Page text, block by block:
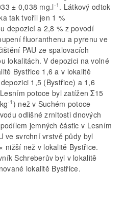
± 0,038 mg.l-1 . Látkový odtok
tak tvořil jen 1 %
depozicí a 2,8 % z povodí
fluoranthenu a pyrenu ve
PAU ze spalovacích
lokalitách. V depozici na volné
Bystřice 1,6 a v lokalitě
1,5 (Bystřice) a 1,6
potoce byl zatížen Σ15
-1 ) než v Suchém potoce
odlišné zrnitosti dnových
jemných částic v Lesním
ve svrchní vrstvě půdy byl
nižší než v lokalitě Bystřice.
Schreberův byl v lokalitě
lokalitě Bystřice.